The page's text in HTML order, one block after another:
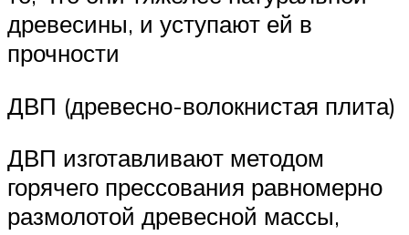
древесины, и уступают ей в
прочности
ДВП (древесно-волокнистая плита)
ДВП изготавливают методом
горячего прессования равномерно
размолотой древесной массы,